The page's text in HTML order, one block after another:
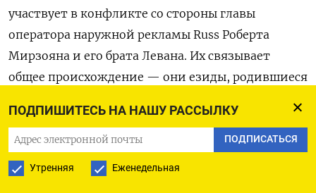
ПОДПИШИТЕСЬ НА НАШУ РАССЫЛКУ
ПОДПИСАТЬСЯ
Утренняя Еженедельная
участвует в конфликте со стороны главы
оператора наружной рекламы Russ Роберта
Мирзояна и его брата Левана. Их связывает
общее происхождение — они езиды, родившиеся
Романова напомнила, что в марте этого года
Усть-Лабинский суд Краснодарского края
освободил условно-досрочно Калашова, который